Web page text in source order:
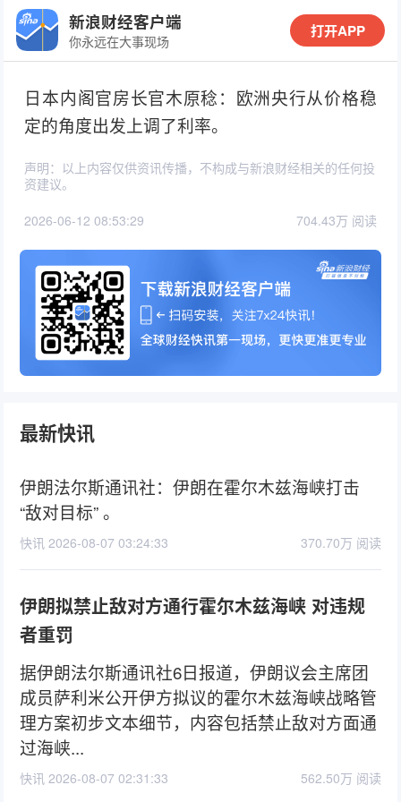
新浪财经客户端
你永远在大事现场
打开APP
日本内阁官房长官木原稔：欧洲央行从价格稳
定的角度出发上调了利率。
声明：以上内容仅供资讯传播，不构成与新浪财经相关的任何投
资建议。
2026-06-12 08:53:29 704.43万 阅读
最新快讯
伊朗法尔斯通讯社：伊朗在霍尔木兹海峡打击
“敌对目标” 。
快讯 2026-08-07 03:24:33 370.70万 阅读
伊朗拟禁止敌对方通行霍尔木兹海峡 对违规
者重罚
据伊朗法尔斯通讯社6日报道，伊朗议会主席团
成员萨利米公开伊方拟议的霍尔木兹海峡战略管
理方案初步文本细节，内容包括禁止敌对方面通
过海峡...
快讯 2026-08-07 02:31:33 562.50万 阅读